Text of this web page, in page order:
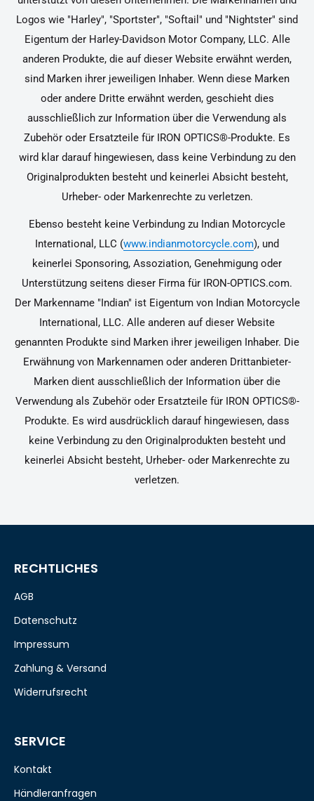
Logos wie "Harley", "Sportster", "Softail" und "Nightster" sind
Eigentum der Harley-Davidson Motor Company, LLC. Alle
anderen Produkte, die auf dieser Website erwähnt werden,
sind Marken ihrer jeweiligen Inhaber. Wenn diese Marken
oder andere Dritte erwähnt werden, geschieht dies
ausschließlich zur Information über die Verwendung als
Zubehör oder Ersatzteile für IRON OPTICS®-Produkte. Es
wird klar darauf hingewiesen, dass keine Verbindung zu den
Originalprodukten besteht und keinerlei Absicht besteht,
Urheber- oder Markenrechte zu verletzen.
Ebenso besteht keine Verbindung zu Indian Motorcycle
International, LLC (www.indianmotorcycle.com), und
keinerlei Sponsoring, Assoziation, Genehmigung oder
Unterstützung seitens dieser Firma für IRON-OPTICS.com.
Der Markenname "Indian" ist Eigentum von Indian Motorcycle
International, LLC. Alle anderen auf dieser Website
genannten Produkte sind Marken ihrer jeweiligen Inhaber. Die
Erwähnung von Markennamen oder anderen Drittanbieter-
Marken dient ausschließlich der Information über die
Verwendung als Zubehör oder Ersatzteile für IRON OPTICS®-
Produkte. Es wird ausdrücklich darauf hingewiesen, dass
keine Verbindung zu den Originalprodukten besteht und
keinerlei Absicht besteht, Urheber- oder Markenrechte zu
verletzen.
RECHTLICHES
AGB
Datenschutz
Impressum
Zahlung & Versand
Widerrufsrecht
SERVICE
Kontakt
Händleranfragen